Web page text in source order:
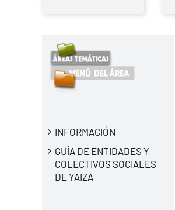
INFORMACIÓN
GUÍA DE ENTIDADES Y
COLECTIVOS SOCIALES
DE YAIZA